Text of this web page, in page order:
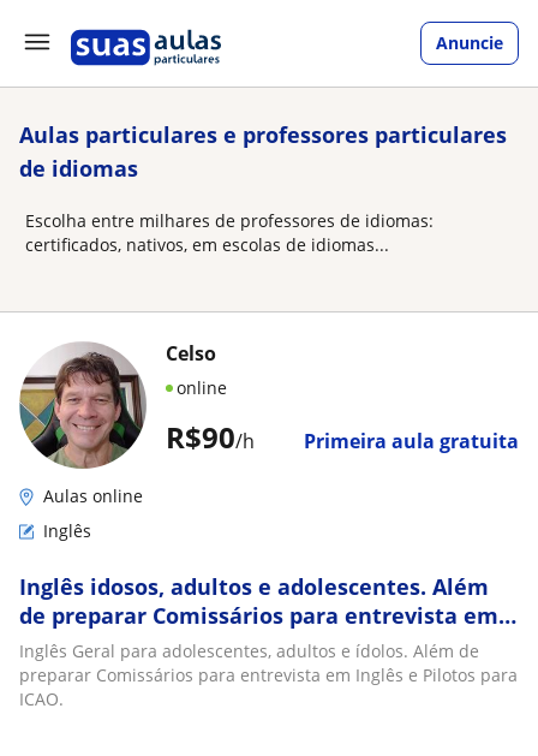
Anuncie
Aulas particulares e professores particulares
de idiomas
Escolha entre milhares de professores de idiomas:
certificados, nativos, em escolas de idiomas...
R$90/h Primeira aula gratuita
Celso
online
Aulas online
Inglês
Inglês idosos, adultos e adolescentes. Além
de preparar Comissários para entrevista em
Inglês e Pilotos para ICAO
Inglês Geral para adolescentes, adultos e ídolos. Além de
preparar Comissários para entrevista em Inglês e Pilotos para
ICAO.